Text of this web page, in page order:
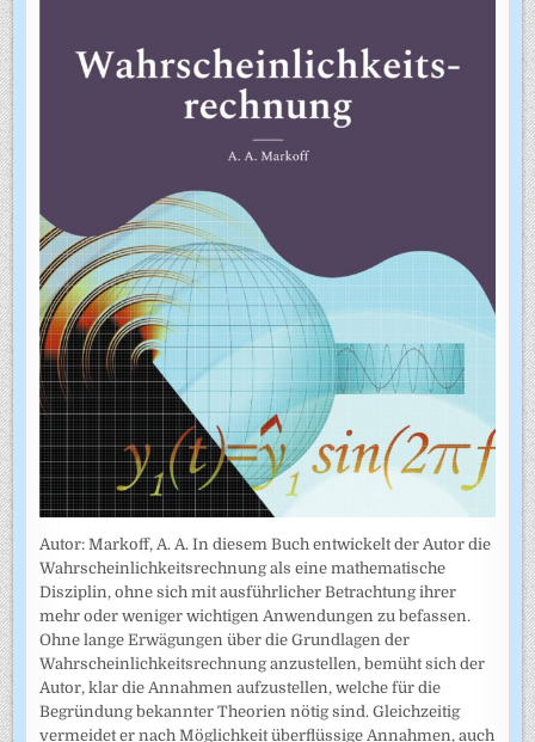
Autor: Markoff, A. A. In diesem Buch entwickelt der Autor die
Wahrscheinlichkeitsrechnung als eine mathematische
Disziplin, ohne sich mit ausführlicher Betrachtung ihrer
mehr oder weniger wichtigen Anwendungen zu befassen.
Ohne lange Erwägungen über die Grundlagen der
Wahrscheinlich­keitsrechnung anzustellen, bemüht sich der
Autor, klar die Annahmen auf­zustellen, welche für die
Begründung bekannter Theorien nötig sind. Gleichzeitig
vermeidet er nach Möglichkeit überflüssige Annahmen, auch